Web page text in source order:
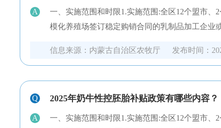
A
一、实施范围和时限1.实施范围:全区12个盟市、
模化养殖场签订稳定购销合同的乳制品加工企业
信息来源： 内蒙古自治区农牧厅 发布时间：
Q 2025年奶牛性控胚胎补贴政策有哪些内容？
A
一、实施范围和时限1.实施范围:全区12个盟市、